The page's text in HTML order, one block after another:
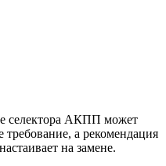
селектора АКПП может
требование, а рекомендация
на замене.